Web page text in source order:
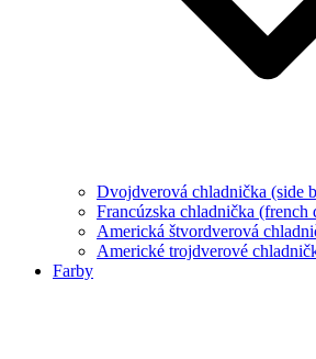
Dvojdverová chladnička (side
Francúzska chladnička (french
Americká štvordverová
Americké trojdverové
Farby